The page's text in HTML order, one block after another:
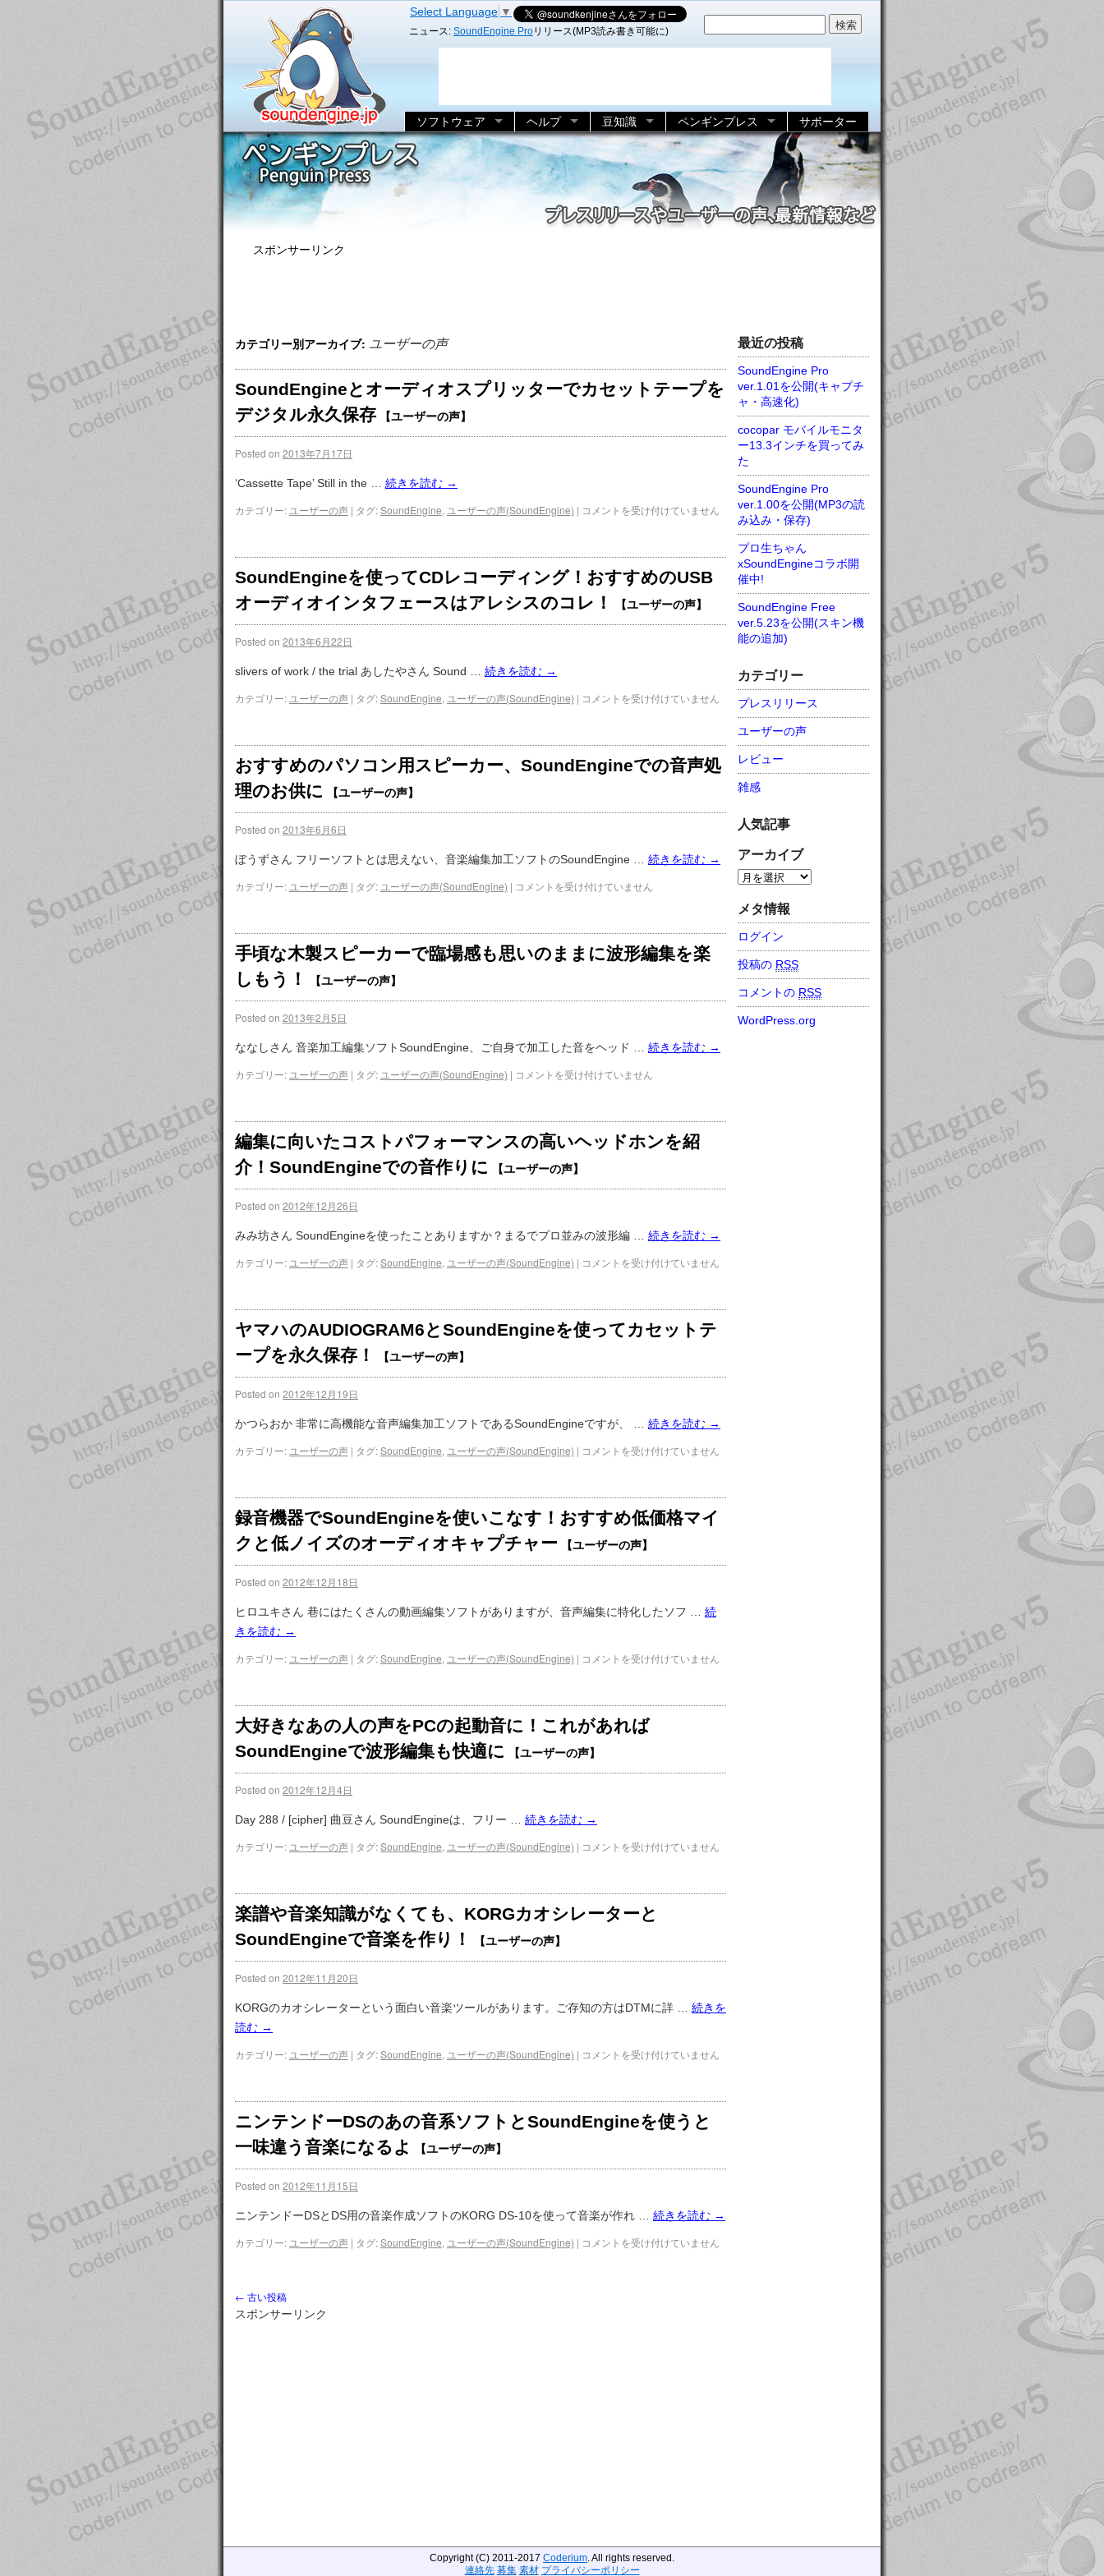
Select Language ▼
ニュース: SoundEngine Proリリース(MP3読み書き可能に)
ソフトウェア ヘルプ 豆知識 ペンギンプレス サポーター
スポンサーリンク
カテゴリー別アーカイブ: ユーザーの声
SoundEngineとオーディオスプリッターでカセットテープを
デジタル永久保存 【ユーザーの声】
Posted on 2013年7月17日
‘Cassette Tape’ Still in the … 続きを読む →
カテゴリー: ユーザーの声 | タグ:SoundEngine, ユーザーの声(SoundEngine) | コメントを受け付けていません
SoundEngineを使ってCDレコーディング！おすすめのUSB
オーディオインタフェースはアレシスのコレ！
【ユーザーの声】
Posted on 2013年6月22日
slivers of work / the trial あしたやさん Sound … 続きを読む →
カテゴリー: ユーザーの声 | タグ:SoundEngine, ユーザーの声(SoundEngine) | コメントを受け付けていません
おすすめのパソコン用スピーカー、SoundEngineでの音声処
理のお供に
【ユーザーの声】
Posted on 2013年6月6日
ぼうずさん フリーソフトとは思えない、音楽編集加工ソフトのSoundEngine … 続きを読む →
カテゴリー: ユーザーの声 | タグ: ユーザーの声(SoundEngine) | コメントを受け付けていません
手頃な木製スピーカーで臨場感も思いのままに波形編集を楽
しもう！
【ユーザーの声】
Posted on 2013年2月5日
ななしさん 音楽加工編集ソフトSoundEngine、ご自身で加工した音をヘッド … 続きを読む →
カテゴリー: ユーザーの声 | タグ: ユーザーの声(SoundEngine) | コメントを受け付けていません
編集に向いたコストパフォーマンスの高いヘッドホンを紹
介！SoundEngineでの音作りに
【ユーザーの声】
Posted on 2012年12月26日
みみ坊さん SoundEngineを使ったことありますか？まるでプロ並みの波形編 … 続きを読む →
カテゴリー: ユーザーの声 | タグ:SoundEngine, ユーザーの声(SoundEngine) | コメントを受け付けていません
ヤマハのAUDIOGRAM6とSoundEngineを使ってカセットテ
ープを永久保存！
【ユーザーの声】
Posted on 2012年12月19日
かつらおか 非常に高機能な音声編集加工ソフトであるSoundEngineですが、 … 続きを読む →
カテゴリー: ユーザーの声 | タグ:SoundEngine, ユーザーの声(SoundEngine) | コメントを受け付けていません
録音機器でSoundEngineを使いこなす！おすすめ低価格マイ
クと低ノイズのオーディオキャプチャー 【ユーザーの声】
Posted on 2012年12月18日
ヒロユキさん 巷にはたくさんの動画編集ソフトがありますが、音声編集に特化したソフ … 続
きを読む →
カテゴリー: ユーザーの声 | タグ:SoundEngine, ユーザーの声(SoundEngine) | コメントを受け付けていません
大好きなあの人の声をPCの起動音に！これがあれば
SoundEngineで波形編集も快適に
【ユーザーの声】
Posted on 2012年12月4日
Day 288 / [cipher] 曲豆さん SoundEngineは、フリー … 続きを読む →
カテゴリー: ユーザーの声 | タグ:SoundEngine, ユーザーの声(SoundEngine) | コメントを受け付けていません
楽譜や音楽知識がなくても、KORGカオシレーターと
SoundEngineで音楽を作り！
【ユーザーの声】
Posted on 2012年11月20日
KORGのカオシレーターという面白い音楽ツールがあります。ご存知の方はDTMに詳 … 続きを
読む →
カテゴリー: ユーザーの声 | タグ:SoundEngine, ユーザーの声(SoundEngine) | コメントを受け付けていません
ニンテンドーDSのあの音系ソフトとSoundEngineを使うと
一味違う音楽になるよ
【ユーザーの声】
Posted on 2012年11月15日
ニンテンドーDSとDS用の音楽作成ソフトのKORG DS-10を使って音楽が作れ … 続きを読む →
カテゴリー: ユーザーの声 | タグ:SoundEngine, ユーザーの声(SoundEngine) | コメントを受け付けていません
← 古い投稿
スポンサーリンク
最近の投稿
SoundEngine Pro
ver.1.01を公開(キャプチ
ャ・高速化)
cocopar モバイルモニタ
ー13.3インチを買ってみ
た
SoundEngine Pro
ver.1.00を公開(MP3の読
み込み・保存)
プロ生ちゃん
xSoundEngineコラボ開
催中!
SoundEngine Free
ver.5.23を公開(スキン機
能の追加)
カテゴリー
プレスリリース
ユーザーの声
レビュー
雑感
人気記事
アーカイブ
メタ情報
ログイン
投稿の RSS
コメントの RSS
WordPress.org
Copyright (C) 2011-2017 Coderium. All rights reserved.
連絡先 募集 素材 プライバシーポリシー